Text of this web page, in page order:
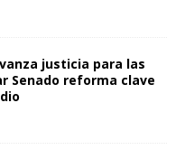
justicia para las
Senado reforma clave